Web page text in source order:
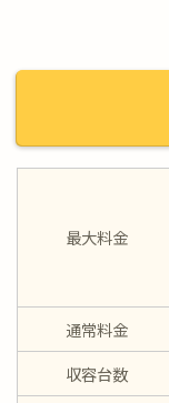
最大料金
通常料金
収容台数